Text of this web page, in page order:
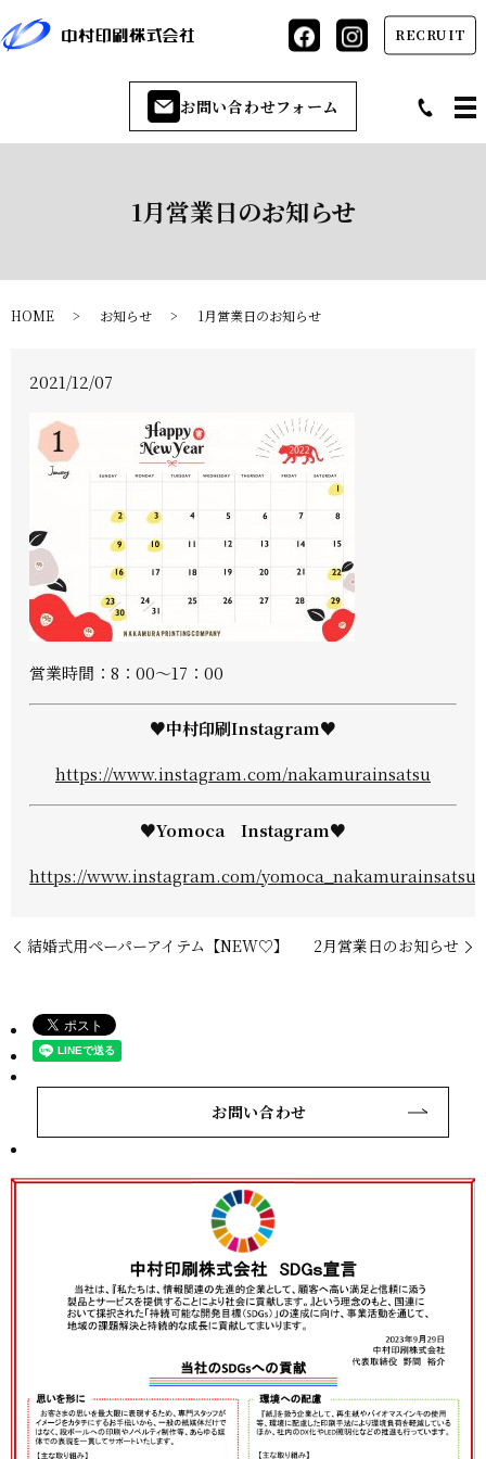
お問い合わせフォーム
RECRUIT
1月営業日のお知らせ
HOME お知らせ 1月営業日のお知らせ
2021/12/07
営業時間：8：00～17：00
♥中村印刷Instagram♥
https://www.instagram.com/nakamurainsatsu
♥Yomoca Instagram♥
https://www.instagram.com/yomoca_nakamurainsatsu/
結婚式用ペーパーアイテム【NEW♡】 2月営業日のお知らせ
お問い合わせ